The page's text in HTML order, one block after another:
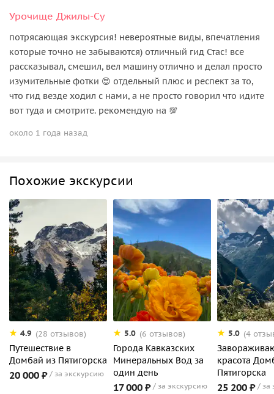
Урочище Джилы-Су
потрясающая экскурсия! невероятные виды, впечатления
которые точно не забываются) отличный гид Стас! все
рассказывал, смешил, вел машину отлично и делал просто
изумительные фотки 😍 отдельный плюс и респект за то,
что гид везде ходил с нами, а не просто говорил что идите
вот туда и смотрите. рекомендую на 💯
около 1 года назад
Похожие экскурсии
4.9 (28 отзывов)
Путешествие в
Домбай из Пятигорска
20 000 ₽ за экскурсию
5.0 (6 отзывов)
Города Кавказских
Минеральных Вод за
один день
17 000 ₽ за экскурсию
5.0 (4
красота
Пятигорска
25 200 ₽ за